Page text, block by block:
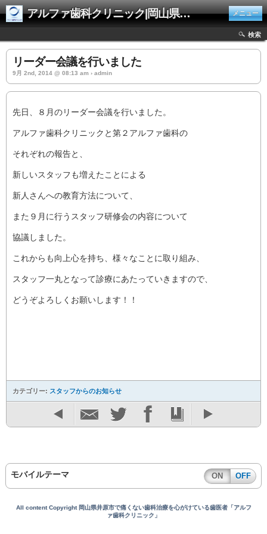
アルファ歯科クリニック|岡山県井原市 メニュー
検索
リーダー会議を行いました
9月 2nd, 2014 @ 08:13 am › admin
先日、８月のリーダー会議を行いました。
アルファ歯科クリニックと第２アルファ歯科の
それぞれの報告と、
新しいスタッフも増えたことによる
新人さんへの教育方法について、
また９月に行うスタッフ研修会の内容について
協議しました。
これからも向上心を持ち、様々なことに取り組み、
スタッフ一丸となって診療にあたっていきますので、
どうぞよろしくお願いします！！
カテゴリー: スタッフからのお知らせ
モバイルテーマ ON OFF
All content Copyright 岡山県井原市で痛くない歯科治療を心がけている歯医者「アルフ
ァ歯科クリニック」